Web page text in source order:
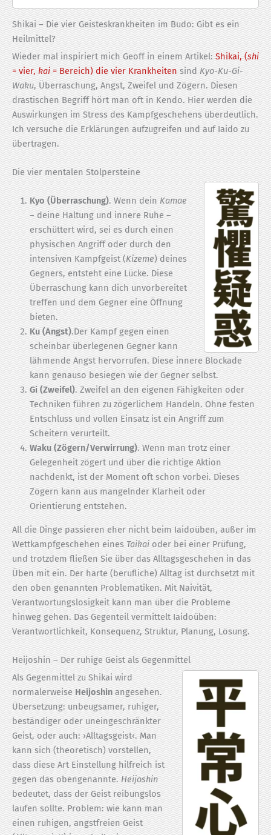
Shikai – Die vier Geisteskrankheiten im Budo: Gibt es ein
Heilmittel?
Wieder mal inspiriert mich Geoff in einem Artikel:Shikai, (shi
= vier,kai= Bereich) die vier KrankheitensindKyo-Ku-Gi-
Waku, Überraschung, Angst, Zweifel und Zögern. Diesen
drastischen Begriff hört man oft in Kendo. Hier werden die
Auswirkungen im Stress des Kampfgeschehens überdeutlich.
Ich versuche die Erklärungen aufzugreifen und auf Iaido zu
übertragen.
Die vier mentalen Stolpersteine
Kyo (Überraschung). Wenn deinKamae
– deine Haltung und innere Ruhe –
erschüttert wird, sei es durch einen
physischen Angriff oder durch den
intensiven Kampfgeist (Kizeme) deines
Gegners, entsteht eine Lücke. Diese
Überraschung kann dich unvorbereitet
treffen und dem Gegner eine Öffnung
bieten.
Ku (Angst).Der Kampf gegen einen
scheinbar überlegenen Gegner kann
lähmende Angst hervorrufen. Diese innere Blockade
kann genauso besiegen wie der Gegner selbst.
Gi (Zweifel). Zweifel an den eigenen Fähigkeiten oder
Techniken führen zu zögerlichem Handeln. Ohne festen
Entschluss und vollen Einsatz ist ein Angriff zum
Scheitern verurteilt.
Waku (Zögern/Verwirrung). Wenn man trotz einer
Gelegenheit zögert und über die richtige Aktion
nachdenkt, ist der Moment oft schon vorbei. Dieses
Zögern kann aus mangelnder Klarheit oder
Orientierung entstehen.
All die Dinge passieren eher nicht beim Iaidoüben, außer im
Wettkampfgeschehen einesTaikaioder bei einer Prüfung,
und trotzdem fließen Sie über das Alltagsgeschehen in das
Üben mit ein. Der harte (berufliche) Alltag ist durchsetzt mit
den oben genannten Problematiken. Mit Naivität,
Verantwortungslosigkeit kann man über die Probleme
hinweg gehen. Das Gegenteil vermittelt Iaidoüben:
Verantwortlichkeit, Konsequenz, Struktur, Planung, Lösung.
Heijoshin – Der ruhige Geist als Gegenmittel
Als Gegenmittel zu Shikai wird
normalerweiseHeijoshinangesehen.
Übersetzung: unbeugsamer, ruhiger,
bestän­di­ger oder unein­geschränkter
Geist, oder auch: ›Alltagsgeist‹. Man
kann sich (theoretisch) vorstellen,
dass diese Art Einstellung hilfreich ist
gegen das obengenannte.Heijoshin
bedeutet, dass der Geist reibungslos
laufen sollte. Problem: wie kann man
einen ruhigen, angstfreien Geist